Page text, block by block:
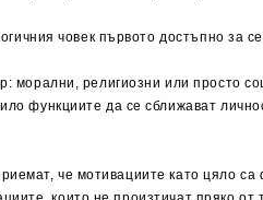
човек първото достъпно за
религиозни или просто
функциите да се сближават
че мотивациите като цяло